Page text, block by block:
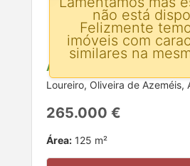
Apartamento T3 para
Loureiro, Oliveira de Azeméis,
265.000 €
Área: 125 m²
não está
Felizmente
imóveis com
similares na